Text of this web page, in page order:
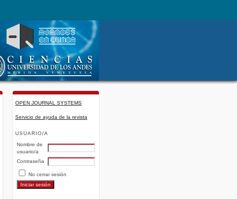
OPEN JOURNAL SYSTEMS
Servicio de ayuda de la revista
USUARIO/A
Nombre de
usuario/a
Contraseña
No cerrar sesión